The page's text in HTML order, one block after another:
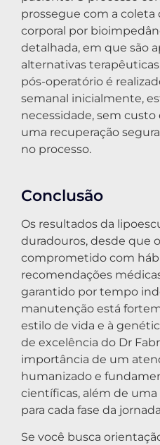
prossegue com a coleta
corporal por
detalhada, em que são
alternativas
pós-operatório é
semanal inicialmente,
necessidade, sem
uma recuperação
no processo.
Conclusão
Os resultados da
duradouros, desde que
comprometido com
recomendações
garantido por tempo
manutenção está
estilo de vida e à
de excelência do Dr
importância de um
humanizado e
científicas, além de
para cada fase da
Se você busca